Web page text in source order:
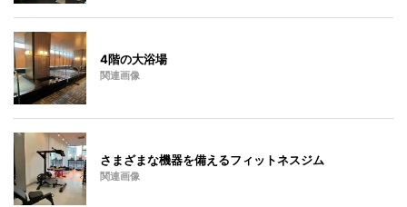
4階の大浴場
関連画像
さまざまな機器を備えるフィットネスジム
関連画像